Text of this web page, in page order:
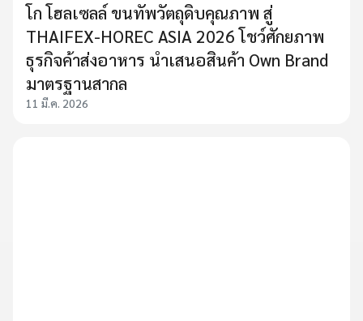
โก โฮลเซลล์ ขนทัพวัตถุดิบคุณภาพ สู่
THAIFEX-HOREC ASIA 2026 โชว์ศักยภาพ
ธุรกิจค้าส่งอาหาร นำเสนอสินค้า Own Brand
มาตรฐานสากล
11 มี.ค. 2026